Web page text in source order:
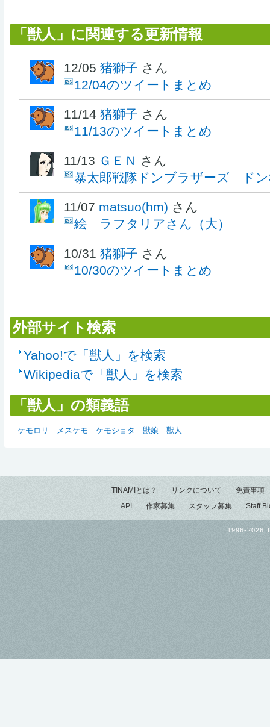
「獣人」に関連する更新情報
12/05 猪獅子 さん
12/04のツイートまとめ
11/14 猪獅子 さん
11/13のツイートまとめ
11/13 ＧＥＮ さん
暴太郎戦隊ドンブラザーズ ド
11/07 matsuo(hm) さん
絵 ラフタリアさん（大）
10/31 猪獅子 さん
10/30のツイートまとめ
外部サイト検索
Yahoo!で「獣人」を検索
Wikipediaで「獣人」を検索
「獣人」の類義語
ケモロリ メスケモ ケモショタ 獣娘 獣人
TINAMIとは？ リンクについて
免責事項
API
作家募集 スタッフ募集 Staff
1996-2026